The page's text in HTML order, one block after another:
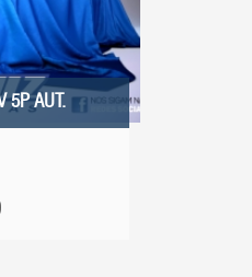
5P AUT.